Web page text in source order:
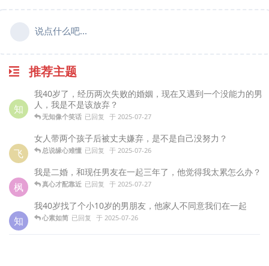
说点什么吧...
推荐主题
知
我40岁了，经历两次失败的婚姻，现在又遇到一个没能力的男
人，我是不是该放弃？
无知像个笑话 已回复 于 2025-07-27
飞
女人带两个孩子后被丈夫嫌弃，是不是自己没努力？
总说缘心难懂 已回复 于 2025-07-26
枫
我是二婚，和现任男友在一起三年了，他觉得我太累怎么办？
真心才配靠近 已回复 于 2025-07-27
知
我40岁找了个小10岁的男朋友，他家人不同意我们在一起
心素如简 已回复 于 2025-07-26